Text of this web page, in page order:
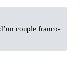
couple franco-